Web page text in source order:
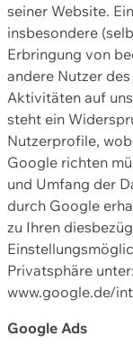
seiner Website.
insbesondere
Erbringung von
andere Nutzer
Aktivitäten auf
steht ein
Nutzerprofile,
Google richten
und Umfang der
durch Google
zu Ihren
Privatsphäre unter:
www.google.de/
Google Ads